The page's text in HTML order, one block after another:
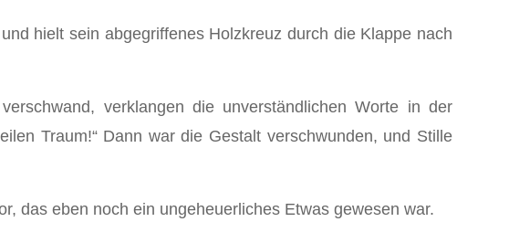
hielt sein abgegriffenes Holzkreuz durch die Klappe nach
verklangen die unverständlichen Worte in der
Traum!“ Dann war die Gestalt verschwunden, und Stille
das eben noch ein ungeheuerliches Etwas gewesen war.